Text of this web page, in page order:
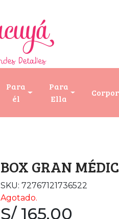
Para
él
Para
Ella
BOX GRAN
SKU: 72767121736522
Agotado.
S/ 165.00